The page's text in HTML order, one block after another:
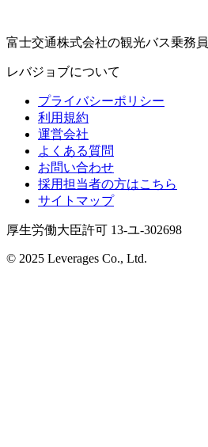
富士交通株式会社の観光バス乗務員
レバジョブについて
プライバシーポリシー
利用規約
運営会社
よくある質問
お問い合わせ
採用担当者の方はこちら
サイトマップ
厚生労働大臣許可 13-ユ-302698
© 2025 Leverages Co., Ltd.